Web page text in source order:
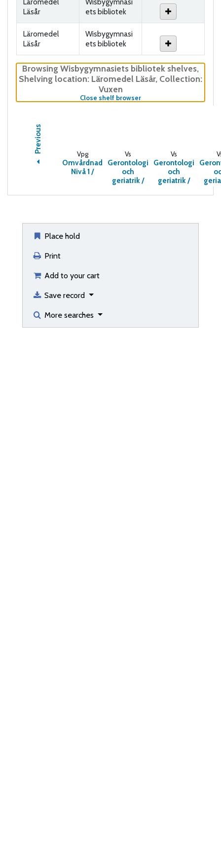
Läromedel
Läsår
Wisbygymnasi
ets bibliotek
Läromedel
Läsår
Wisbygymnasi
ets bibliotek
Browsing Wisbygymnasiets bibliotek shelves,
Shelving location: Läromedel Läsår, Collection:
Vuxen
Close shelf browser(Hides shelf browser)
Previous Vpg
Omvårdnad
Nivå 1 /
Vs
Gerontologi
och
geriatrik /
Vs
Gerontologi
och
geriatrik /
Place hold
Print
Add to your cart
Save record
More searches